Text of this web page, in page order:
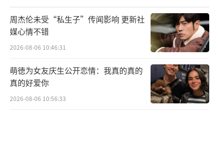
语乐坛“叫好”与“叫座”现状的重要窗口。
纵观近年榜单，周深、袁娅维TIA等歌手凭借持
续的高品质输出构筑起长久的听众基础与市场
号召力，与此同时，时代少年团、单依纯等富
有潜力的新生力量也都不断涌现，为乐坛注入
鲜活生命力。
周杰伦未受“私生子”传闻影响 更新社
媒心情不错
2026-08-06 10:46:31
萌徳为女友庆生公开恋情：我真的真的
真的好爱你
2026-08-06 10:56:33